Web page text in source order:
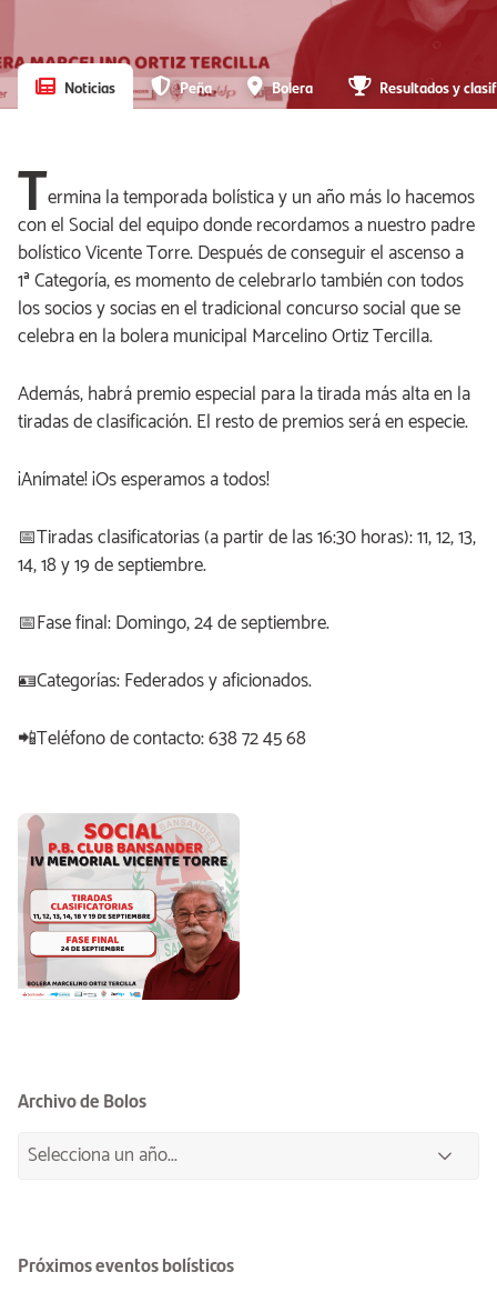
Noticias Peña Bolera Resultados y
Termina la temporada bolística y un año más lo hacemos
con el Social del equipo donde recordamos a nuestro padre
bolístico Vicente Torre. Después de conseguir el ascenso a
1ª Categoría, es momento de celebrarlo también con todos
los socios y socias en el tradicional concurso social que se
celebra en la bolera municipal Marcelino Ortiz Tercilla.
Además, habrá premio especial para la tirada más alta en la
tiradas de clasificación. El resto de premios será en especie.
¡Anímate! ¡Os esperamos a todos!
📅Tiradas clasificatorias (a partir de las 16:30 horas): 11, 12, 13,
14, 18 y 19 de septiembre.
📅Fase final: Domingo, 24 de septiembre.
🪪Categorías: Federados y aficionados.
📲Teléfono de contacto: 638 72 45 68
Archivo de Bolos
Próximos eventos bolísticos